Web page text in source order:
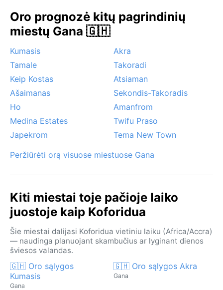
nuo gruodžio iki vasario, kai mažiau tvanku ir lietus
retesnis. Tuomet harmatanas suteikia gaivumo, nors
Lietingasis laikotarpis, ypač gegužė–birželis, atneša
smarkius liūtis, tačiau jos paprastai trumpalaikės.
Koforidua, būdamas aukščiau nei pakrantės miestai,
išvengia didelių audrų, tačiau harmatano miglos
dažnai sukuria paslaptingą atmosferą. Nėra ciklonų ar
sniego – tik nuolatinė tropinė šiluma, kurią maloniau
Oro prognozė kitų pagrindinių
miestų Gana 🇬🇭
Kumasis
Akra
Tamale
Takoradi
Keip Kostas
Atsiaman
Ašaimanas
Sekondis-Takoradis
Ho
Amanfrom
Medina Estates
Twifu Praso
Japekrom
Tema New Town
Peržiūrėti orą visuose miestuose Gana
Kiti miestai toje pačioje laiko
juostoje kaip Koforidua
Šie miestai dalijasi Koforidua vietiniu laiku (Africa/Accra)
— naudinga planuojant skambučius ar lyginant dienos
šviesos valandas.
🇬🇭 Oro sąlygos
Kumasis
Gana
🇬🇭 Oro sąlygos Akra
Gana